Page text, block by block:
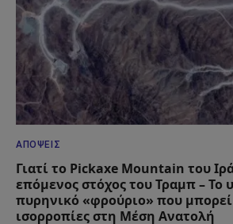
ΑΠΌΨΕΙΣ
Γιατί το Pickaxe Mountain του
επόμενος στόχος του Τραμπ – Το
πυρηνικό «φρούριο» που μπορεί
ισορροπίες στη Μέση Ανατολή